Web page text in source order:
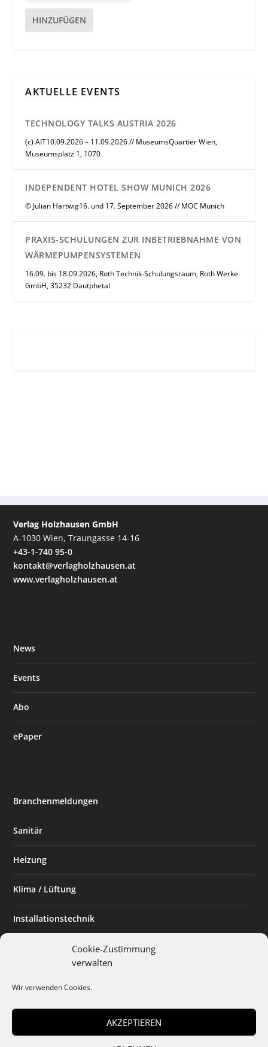
Cookie-Zustimmung
verwalten
Wir verwenden Cookies.
AKZEPTIEREN
HINZUFÜGEN
AKTUELLE EVENTS
TECHNOLOGY TALKS AUSTRIA 2026
(c) AIT10.09.2026 – 11.09.2026 // MuseumsQuartier Wien,
Museumsplatz 1, 1070
INDEPENDENT HOTEL SHOW MUNICH 2026
© Julian Hartwig16. und 17. September 2026 // MOC Munich
PRAXIS-SCHULUNGEN ZUR INBETRIEBNAHME VON
WÄRMEPUMPENSYSTEMEN
16.09. bis 18.09.2026, Roth Technik-Schulungsraum, Roth Werke
GmbH, 35232 Dautphetal
Verlag Holzhausen GmbH
A-1030 Wien, Traungasse 14-16
+43-1-740 95-0
kontakt@verlagholzhausen.at
www.verlagholzhausen.at
News
Events
Abo
ePaper
Branchenmeldungen
Sanitär
Heizung
Klima / Lüftung
Installationstechnik
Planen & Bauen
Installateur des Monats